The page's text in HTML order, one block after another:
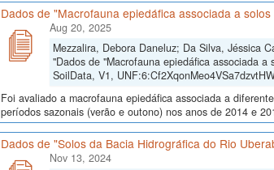
Dados de "Macrofauna epiedáfica associada a
Aug 20, 2025
Mezzalira, Debora Daneluz; Da Silva, Jéssica
"Dados de "Macrofauna epiedáfica associada
SoilData, V1,
Foi avaliado a macrofauna epiedáfica associada a
períodos sazonais (verão e outono) nos anos de 2014 e
Dados de "Solos da Bacia Hidrográfica do Rio
Nov 13, 2024